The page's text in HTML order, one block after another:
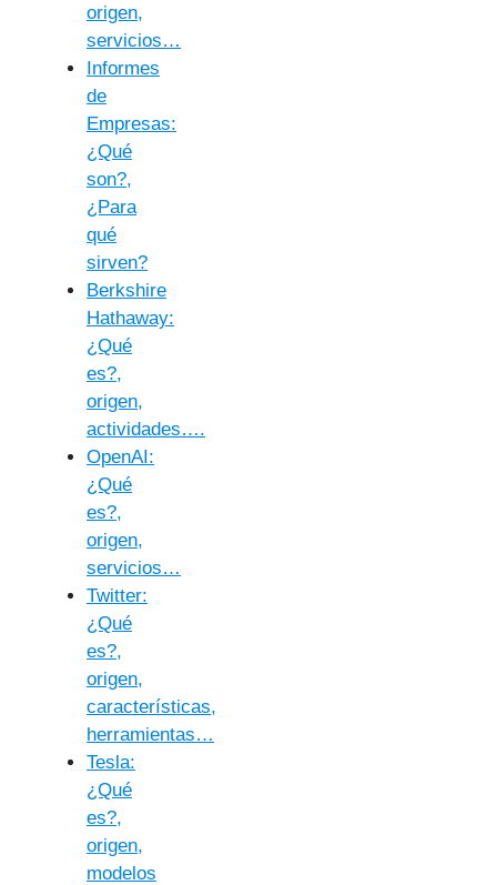
origen,
servicios…
Informes
de
Empresas:
¿Qué
son?,
¿Para
qué
sirven?
Berkshire
Hathaway:
¿Qué
es?,
origen,
actividades….
OpenAI:
¿Qué
es?,
origen,
servicios…
Twitter:
¿Qué
es?,
origen,
características,
herramientas…
Tesla:
¿Qué
es?,
origen,
modelos